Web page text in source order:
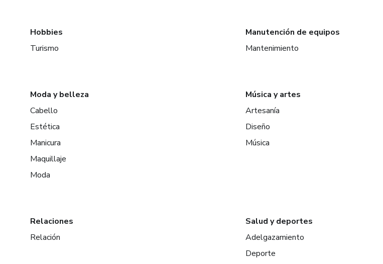
Hobbies
Turismo
Manutención de equipos
Mantenimiento
Moda y belleza
Cabello
Estética
Manicura
Maquillaje
Moda
Música y artes
Artesanía
Diseño
Música
Relaciones
Relación
Salud y deportes
Adelgazamiento
Deporte